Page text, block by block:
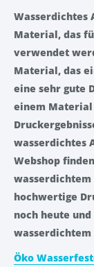
Wasserdichtes
Material, das
verwendet
Material, das
eine sehr gute
einem Material
wasserdichtes
Webshop
hochwertige
noch heute
Öko